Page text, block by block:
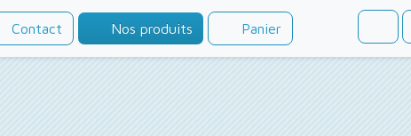
Contact Nos produits Panier